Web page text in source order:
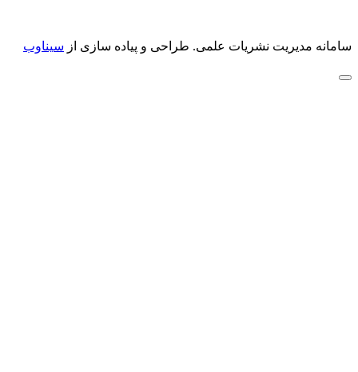
سامانه مدیریت نشریات علمی. طراحی و پیاده سازی از سیناوب